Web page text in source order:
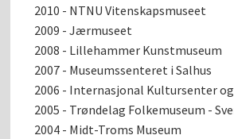
2010 - NTNU Vitenskapsmuseet
2009 - Jærmuseet
2008 - Lillehammer Kunstmuseum
2007 - Museumssenteret i Salhus
2006 - Internasjonal Kultursenter
2005 - Trøndelag Folkemuseum -
2004 - Midt-Troms Museum